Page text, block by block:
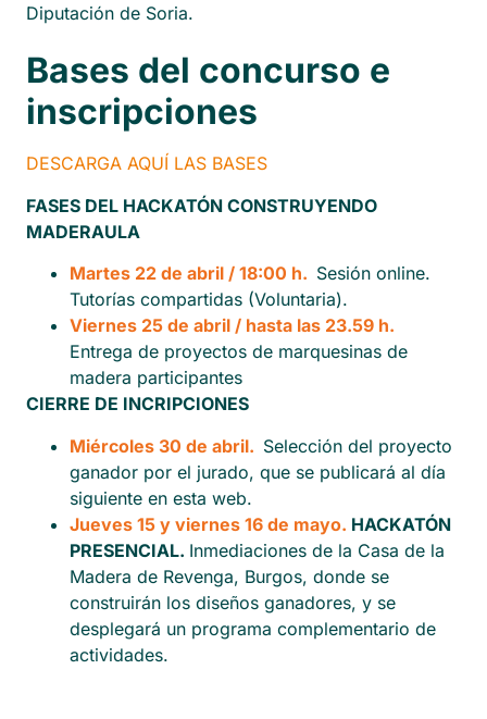
Diputación de Soria.
Bases del concurso e
inscripciones
DESCARGA AQUÍ LAS BASES
FASES DEL HACKATÓN CONSTRUYENDO
MADERAULA
Martes 22 de abril / 18:00 h. Sesión online.
Tutorías compartidas (Voluntaria).
Viernes 25 de abril / hasta las 23.59 h.
Entrega de proyectos de marquesinas de
madera participantes
CIERRE DE INCRIPCIONES
Miércoles 30 de abril. Selección del proyecto
ganador por el jurado, que se publicará al día
siguiente en esta web.
Jueves 15 y viernes 16 de mayo. HACKATÓN
PRESENCIAL. Inmediaciones de la Casa de la
Madera de Revenga, Burgos, donde se
construirán los diseños ganadores, y se
desplegará un programa complementario de
actividades.